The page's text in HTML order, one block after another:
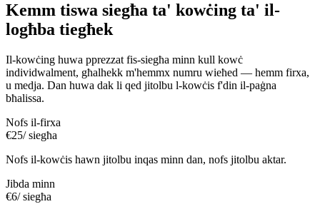
Kemm tiswa siegħa ta' kowċing ta' il-
logħba tiegħek
Il-kowċing huwa pprezzat fis-siegħa minn kull kowċ
individwalment, għalhekk m'hemmx numru wieħed — hemm firxa,
u medja. Dan huwa dak li qed jitolbu l-kowċis f'din il-paġna
bħalissa.
Nofs il-firxa
€25/ siegħa
Nofs il-kowċis hawn jitolbu inqas minn dan, nofs jitolbu aktar.
Jibda minn
€6/ siegħa